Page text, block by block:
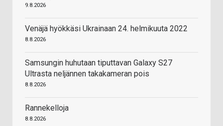
9.8.2026
Venäjä hyökkäsi Ukrainaan 24. helmikuuta 2022
8.8.2026
Samsungin huhutaan tiputtavan Galaxy S27
Ultrasta neljännen takakameran pois
8.8.2026
Rannekelloja
8.8.2026